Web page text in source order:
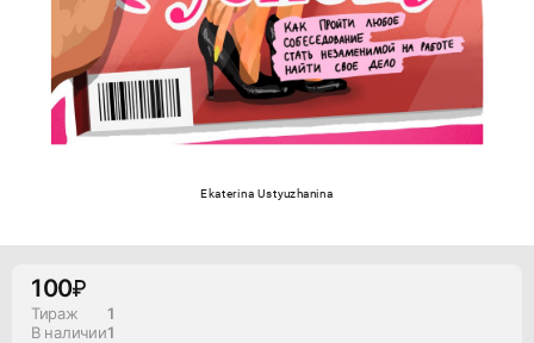
Ekaterina Ustyuzhanina
100
Тираж
1
В наличии1